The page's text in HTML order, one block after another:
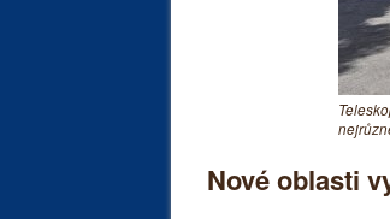
Nové oblasti